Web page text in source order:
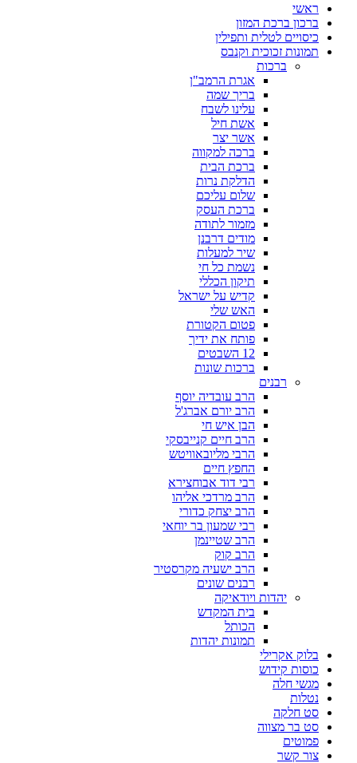
ראשי
ברכון ברכת המזון
כיסויים לטלית ותפילין
תמונות זכוכית וקנבס
ברכות
אגרת הרמב"ן
בריך שמה
עלינו לשבח
אשת חיל
אשר יצר
ברכה למקווה
ברכת הבית
הדלקת נרות
שלום עליכם
ברכת העסק
מזמור לתודה
מודים דרבנן
שיר למעלות
נשמת כל חי
תיקון הכללי
קדיש על ישראל
האש שלי
פטום הקטורת
פותח את ידיך
12 השבטים
ברכות שונות
רבנים
הרב עובדיה יוסף
הרב יורם אברג'ל
הבן איש חי
הרב חיים קנייבסקי
הרבי מליובאוויטש
החפץ חיים
רבי דוד אבוחצירא
הרב מרדכי אליהו
הרב יצחק כדורי
רבי שמעון בר יוחאי
הרב שטיינמן
הרב קוק
הרב ישעיה מקרסטיר
רבנים שונים
יהדות ויודאיקה
בית המקדש
הכותל
תמונות יהדות
בלוק אקרילי
כוסות קידוש
מגשי חלה
נטלות
סט חלקה
סט בר מצווה
פמוטים
צור קשר